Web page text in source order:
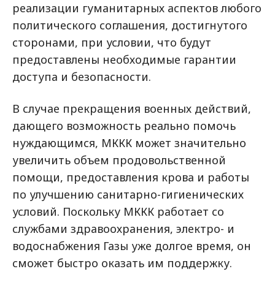
реализации гуманитарных аспектов любого
политического соглашения, достигнутого
сторонами, при условии, что будут
предоставлены необходимые гарантии
доступа и безопасности.
В случае прекращения военных действий,
дающего возможность реально помочь
нуждающимся, МККК может значительно
увеличить объем продовольственной
помощи, предоставления крова и работы
по улучшению санитарно-гигиенических
условий. Поскольку МККК работает со
службами здравоохранения, электро- и
водоснабжения Газы уже долгое время, он
сможет быстро оказать им поддержку.